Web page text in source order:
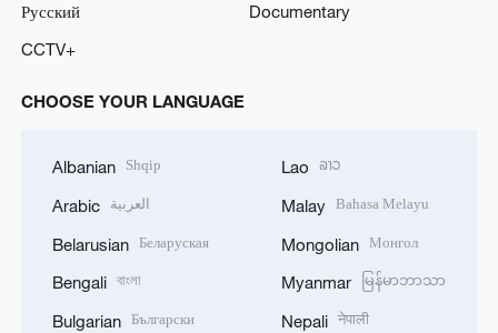
Русский
Documentary
CCTV+
CHOOSE YOUR LANGUAGE
Albanian Shqip
Arabic العربية
Belarusian Беларуская
Bengali বাংলা
Bulgarian Български
Lao ລາວ
Malay Bahasa Melayu
Mongolian Монгол
Myanmar မြန်မာဘာသာ
Nepali नेपाली